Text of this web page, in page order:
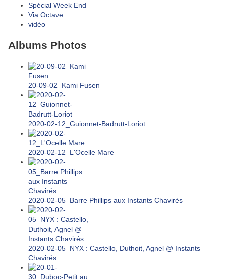
Spécial Week End
Via Octave
vidéo
Albums Photos
20-09-02_Kami Fusen
2020-02-12_Guionnet-Badrutt-Loriot
2020-02-12_L'Ocelle Mare
2020-02-05_Barre Phillips aux Instants Chavirés
2020-02-05_NYX : Castello, Duthoit, Agnel @ Instants
Chavirés